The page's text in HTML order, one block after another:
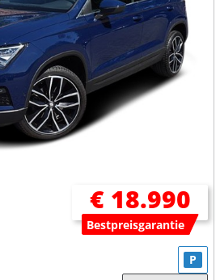
€ 18.990
Bestpreisgarantie
P